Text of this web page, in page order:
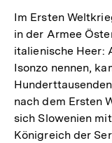
Im Ersten
in der Armee
italienische Heer:
Isonzo nennen,
nach dem Ersten
sich Slowenien
Königreich der